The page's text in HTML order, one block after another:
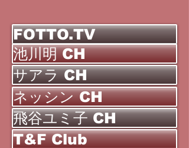
FOTTO.TV
池川明 CH
サアラ CH
ネッシン CH
飛谷ユミ子 CH
T&F Club